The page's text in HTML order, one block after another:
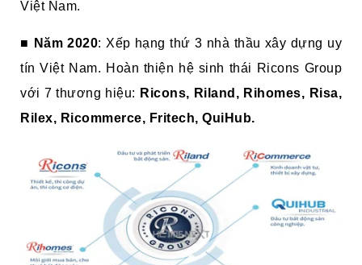
Việt Nam.
■ Năm 2020: Xếp hạng thứ 3 nhà thầu xây dựng uy
tín Việt Nam. Hoàn thiện hệ sinh thái Ricons Group
với 7 thương hiệu: Ricons, Riland, Rihomes, Risa,
Rilex, Ricommerce, Fritech, QuiHub.